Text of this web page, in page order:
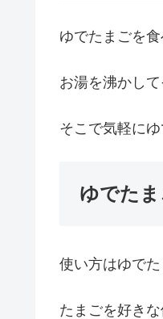
ゆでたまごを
お湯を沸かし
そこで気軽に
ゆでたま
使い方はゆでた
たまごを好き